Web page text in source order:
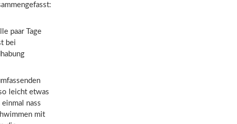
paar Tage
bei
leicht etwas
nass
mit